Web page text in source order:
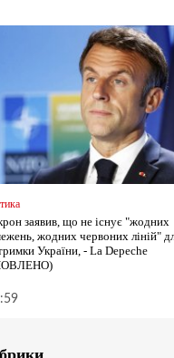
заявив, що не існує "жодних
жодних червоних ліній"
України, - La Depeche